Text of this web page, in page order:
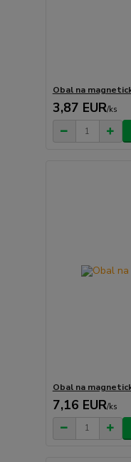
Obal na
3,87 EUR/ks
Obal na
7,16 EUR/ks